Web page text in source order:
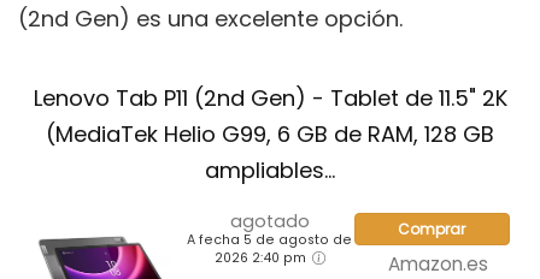
(2nd Gen) es una excelente opción.
Lenovo Tab P11 (2nd Gen) - Tablet de 11.5" 2K
(MediaTek Helio G99, 6 GB de RAM, 128 GB
ampliables...
agotado
A fecha 5 de agosto de
2026 2:40 pm
Comprar
Amazon.es